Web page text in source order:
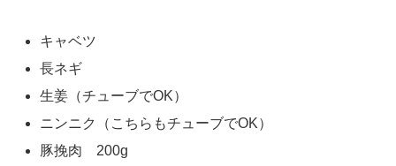
キャベツ
長ネギ
生姜（チューブでOK）
ニンニク（こちらもチューブでOK）
豚挽肉 200g